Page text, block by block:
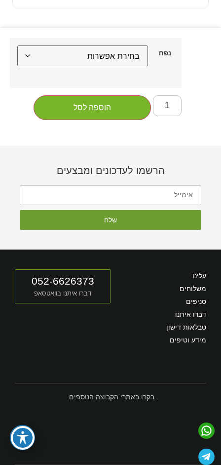
נפח
הוספה לסל
הרשמו לעדכונים ומבצעים
שלח
עלינו
משלוחים
סניפים
דברו איתנו
טבלאות דישון
מידע וטיפים
052-6626373
דברו איתנו בוואטסאפ
בקרו באתרי הקבוצה הנוספים: